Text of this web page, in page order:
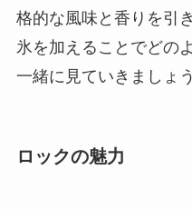
格的な風味と香りを引
氷を加えることでどの
一緒に見ていきましょう
ロックの魅力